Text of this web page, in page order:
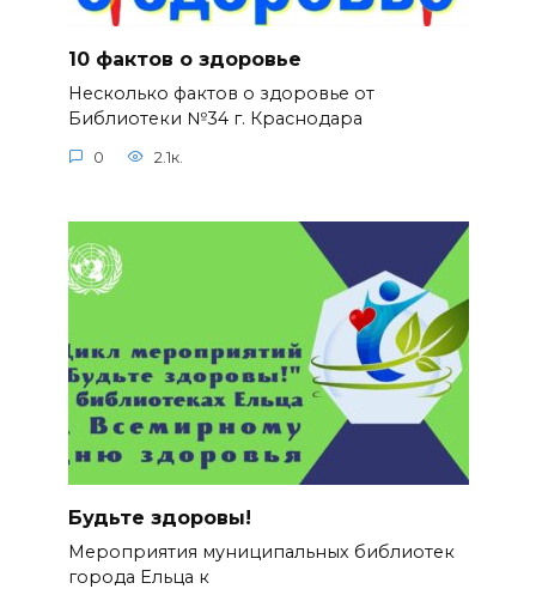
10 фактов о здоровье
Несколько фактов о здоровье от
Библиотеки №34 г. Краснодара
0 2.1к.
Будьте здоровы!
Мероприятия муниципальных библиотек
города Ельца к